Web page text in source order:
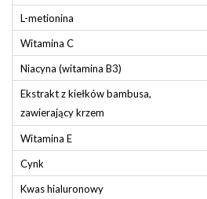
L-metionina
Witamina C
Niacyna (witamina B3)
Ekstrakt z kiełków bambusa,
zawierający krzem
Witamina E
Cynk
Kwas hialuronowy